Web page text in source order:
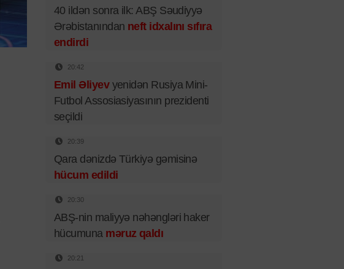
40 ildən sonra ilk: ABŞ Səudiyyə
Ərəbistanından neft idxalını sıfıra
endirdi
20:42
Emil Əliyevyenidən Rusiya Mini-
Futbol Assosiasiyasının prezidenti
seçildi
20:39
Qara dənizdə Türkiyə gəmisinə
hücum edildi
20:30
ABŞ-nin maliyyə nəhəngləri haker
hücumuna məruz qaldı
20:21